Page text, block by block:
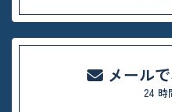
メール
24 時